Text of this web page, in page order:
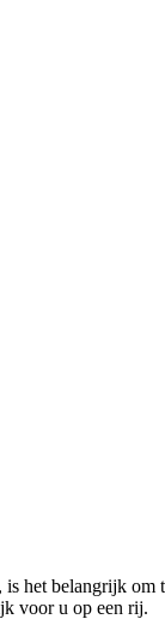
het belangrijk
voor u op een rij.